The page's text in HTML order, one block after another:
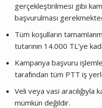
gerçekleştirilmesi gibi
başvurulması
Tüm koşulların
tutarının 14.000 TL’ye
Kampanya başvuru
tarafından tüm PTT iş
Veli veya vasi aracılığıyla
mümkün değildir.